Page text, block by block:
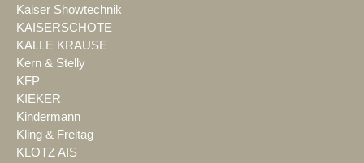
Kaiser Showtechnik
KAISERSCHOTE
KALLE KRAUSE
Kern & Stelly
KFP
KIEKER
Kindermann
Kling & Freitag
KLOTZ AIS